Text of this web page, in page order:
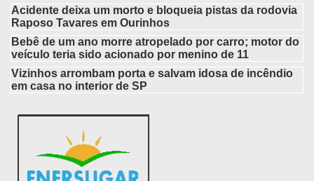
Acidente deixa um morto e bloqueia pistas da rodovia
Raposo Tavares em Ourinhos
Bebê de um ano morre atropelado por carro; motor do
veículo teria sido acionado por menino de 11
Vizinhos arrombam porta e salvam idosa de incêndio
em casa no interior de SP